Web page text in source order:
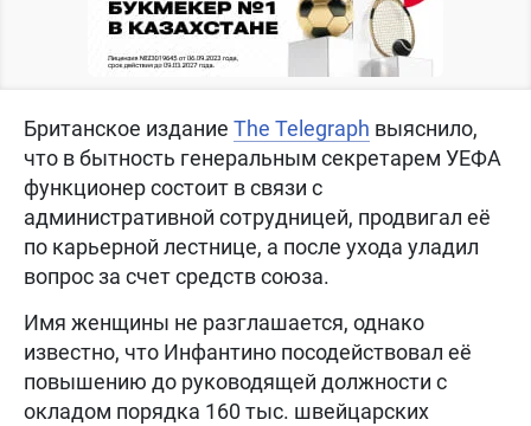
Британское издание The Telegraph выяснило,
что в бытность генеральным секретарем УЕФА
функционер состоит в связи с
административной сотрудницей, продвигал её
по карьерной лестнице, а после ухода уладил
вопрос за счет средств союза.
Имя женщины не разглашается, однако
известно, что Инфантино посодействовал её
повышению до руководящей должности с
окладом порядка 160 тыс. швейцарских